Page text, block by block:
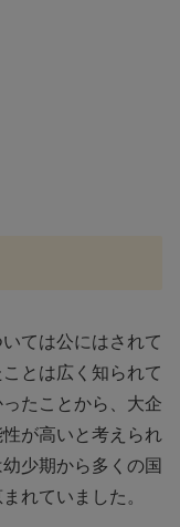
ては公にはされて
とは広く知られて
たことから、大企
が高いと考えられ
少期から多くの国
れていました。